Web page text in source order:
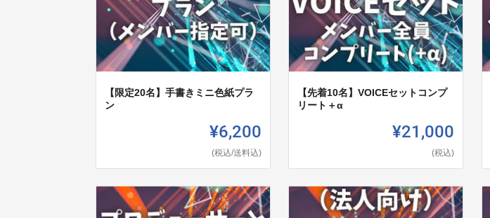
【限定20名】手書きミニ色紙プラ
ン
¥6,200
(税込/送料込)
【先着10名】VOICEセットコンプ
リート＋α
¥21,000
(税込)